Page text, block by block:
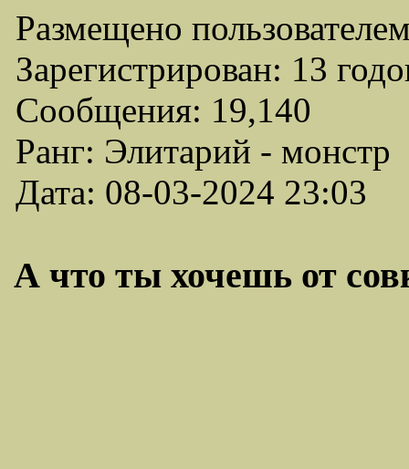
Размещено
Зарегистрирован: 13
Сообщения: 19,140
Ранг: Элитарий - монстр
Дата: 08-03-2024 23:03
А что ты хочешь от